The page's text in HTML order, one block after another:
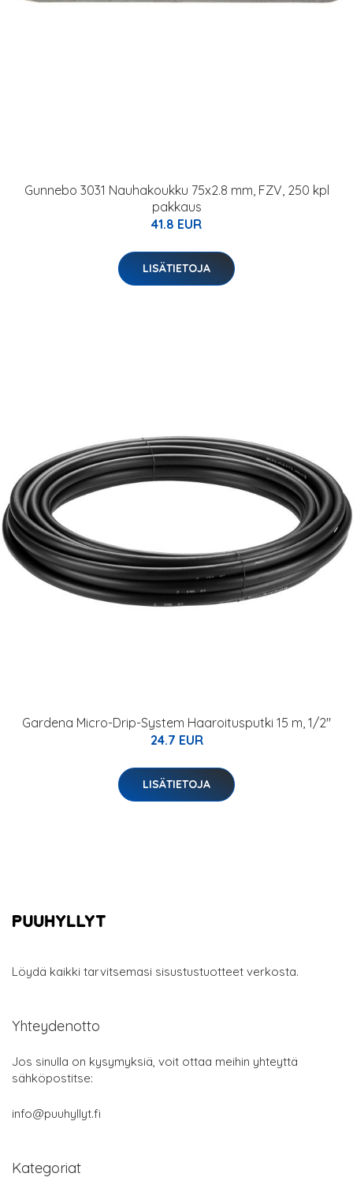
Gunnebo 3031 Nauhakoukku 75x2.8 mm, FZV, 250 kpl
pakkaus
41.8 EUR
LISÄTIETOJA
Gardena Micro-Drip-System Haaroitusputki 15 m, 1/2"
24.7 EUR
LISÄTIETOJA
Löydä kaikki tarvitsemasi sisustustuotteet verkosta.
Yhteydenotto
Jos sinulla on kysymyksiä, voit ottaa meihin yhteyttä
sähköpostitse:
info@puuhyllyt.fi
Kategoriat